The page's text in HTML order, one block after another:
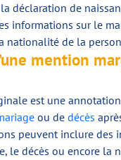
déclaration de
informations sur le
nationalité de la
mention
est une
ou de décès
peuvent inclure des
le décès ou encore la